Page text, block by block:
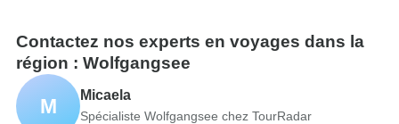
Contactez nos experts en voyages dans la
région : Wolfgangsee
M Micaela
Spécialiste Wolfgangsee chez TourRadar